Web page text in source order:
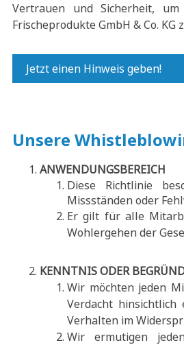
Vertrauen und Sicherheit,
Frischeprodukte GmbH & Co.
Jetzt einen Hinweis geben!
Unsere
ANWENDUNGSBEREICH
Diese Richtlinie
Missständen oder
Er gilt für alle
Wohlergehen der
KENNTNIS ODER
Wir möchten jeden
Verdacht hinsichtlich
Verhalten im
Wir ermutigen